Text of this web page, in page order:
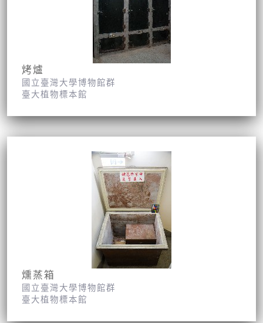
烤爐
國立臺灣大學博物館群
臺大植物標本館
燻蒸箱
國立臺灣大學博物館群
臺大植物標本館